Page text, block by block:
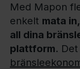
Med Mapon
enkelt mata
all dina
plattform.